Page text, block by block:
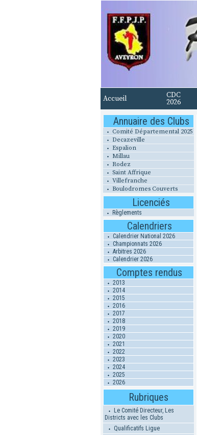
Accueil CDC
2026
Annuaire des Clubs
Comité Départemental 2025
Decazeville
Espalion
Millau
Rodez
Saint Affrique
Villefranche
Boulodromes Couverts
Licenciés
Règlements
Calendriers
Calendrier National 2026
Championnats 2026
Arbitres 2026
Calendrier 2026
Comptes rendus
2013
2014
2015
2016
2017
2018
2019
2020
2021
2022
2023
2024
2025
2026
Rubriques
Le Comité Directeur, Les
Districts avec les Clubs
Qualificatifs Ligue